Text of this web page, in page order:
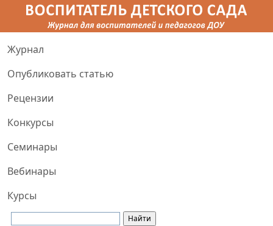
Журнал
Опубликовать статью
Рецензии
Конкурсы
Семинары
Вебинары
Курсы